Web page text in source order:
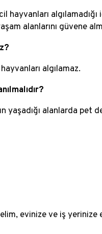
hayvanları
alanlarını güvene
algılamaz.
yaşadığı alanlarda pet
evinize ve iş yerinize